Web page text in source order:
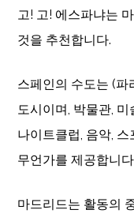
고! 고! 에스파냐는
것을 추천합니다.
스페인의 수도는 (파
도시이며, 박물관, 미
나이트클럽, 음악,
무언가를 제공합니
마드리드는 활동의